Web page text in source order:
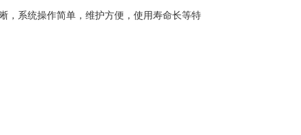
，系统操作简单，维护方便，使用寿命长等特